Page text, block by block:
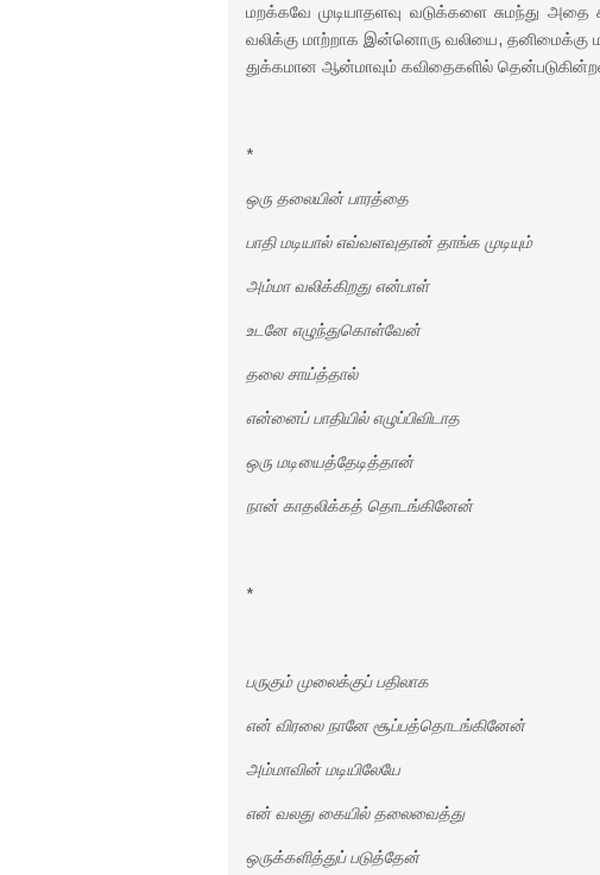
மறக்கவே முடியாதளவு வடுக்களை சுமந்து
வலிக்கு மாற்றாக இன்னொரு வலியை, தனிமைக்கு
துக்கமான ஆன்மாவும் கவிதைகளில்
*
ஒரு தலையின் பாரத்தை
பாதி மடியால் எவ்வளவுதான் தாங்க முடியும்
அம்மா வலிக்கிறது என்பாள்
உடனே எழுந்துகொள்வேன்
தலை சாய்த்தால்
என்னைப் பாதியில் எழுப்பிவிடாத
ஒரு மடியைத்தேடித்தான்
நான் காதலிக்கத் தொடங்கினேன்
*
பருகும் முலைக்குப் பதிலாக
என் விரலை நானே சூப்பத்தொடங்கினேன்
அம்மாவின் மடியிலேயே
என் வலது கையில் தலைவைத்து
ஒருக்களித்துப் படுத்தேன்